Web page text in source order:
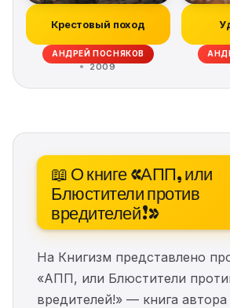
Крестовый поход
АНДРЕЙ ПОСНЯКОВ
2009
📖 О книге «АПП, или
Блюстители против
вредителей!»
На Книгизм представлено
«АПП, или Блюстители
вредителей!» — книга автора